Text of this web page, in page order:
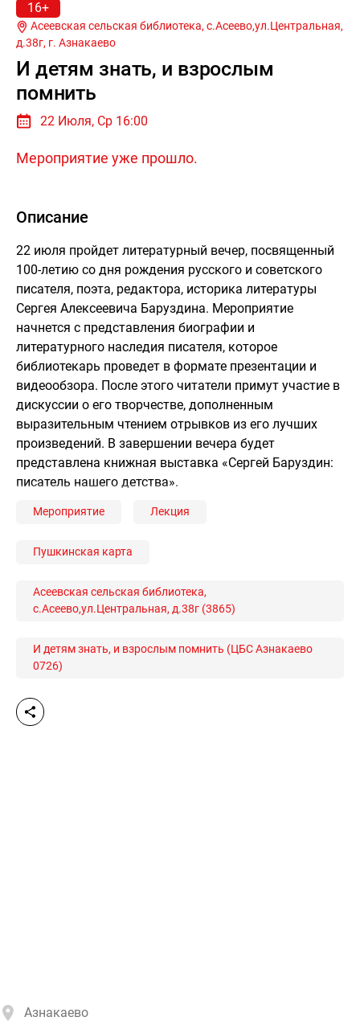
16+
д.38г, г. Азнакаево
И детям знать, и взрослым
помнить
22 Июля, Ср 16:00
Мероприятие уже прошло.
Описание
22 июля пройдет литературный вечер, посвященный
100-летию со дня рождения русского и советского
писателя, поэта, редактора, историка литературы
Сергея Алексеевича Баруздина. Мероприятие
начнется с представления биографии и
литературного наследия писателя, которое
библиотекарь проведет в формате презентации и
видеообзора. После этого читатели примут участие в
дискуссии о его творчестве, дополненным
выразительным чтением отрывков из его лучших
произведений. В завершении вечера будет
представлена книжная выставка «Сергей Баруздин:
писатель нашего детства».
Мероприятие Лекция
Пушкинская карта
Асеевская сельская библиотека,
с.Асеево,ул.Центральная, д.38г (3865)
И детям знать, и взрослым помнить (ЦБС Азнакаево
0726)
Азнакаево